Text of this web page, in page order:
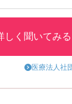
19年7月より
しく聞いてみる
医療法人社